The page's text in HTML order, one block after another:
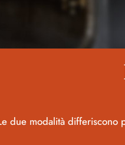
due modalità differiscono